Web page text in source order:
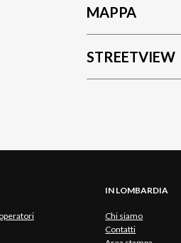
MAPPA
STREETVIEW
IN LOMBARDIA
Chi siamo
Contatti